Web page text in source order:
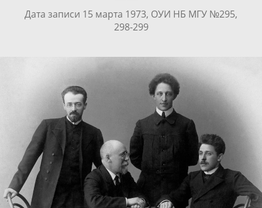
Дата записи 15 марта 1973, ОУИ НБ МГУ №295,
298-299